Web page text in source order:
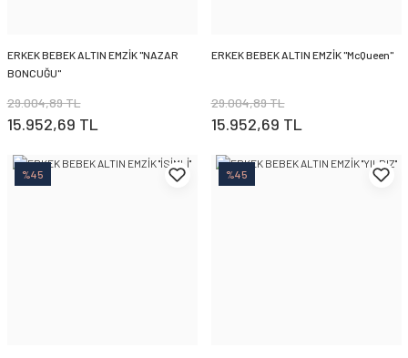
ERKEK BEBEK ALTIN EMZİK ''NAZAR
BONCUĞU''
29.004,89 TL
15.952,69 TL
ERKEK BEBEK ALTIN EMZİK ''McQueen''
29.004,89 TL
15.952,69 TL
%45 %45